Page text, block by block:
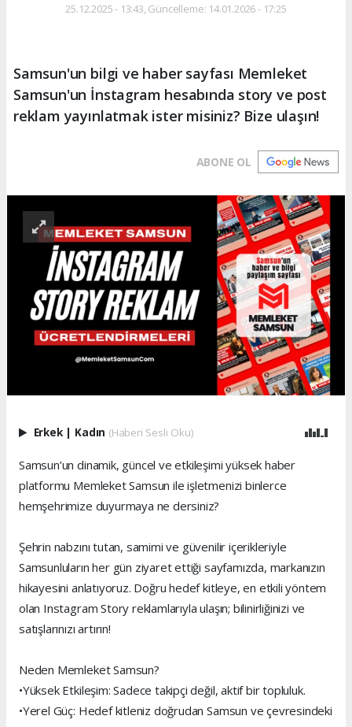
25.12.2025 - 13:43, Güncelleme: 14.01.2026 - 17:25
Samsun'un bilgi ve haber sayfası Memleket
Samsun'un İnstagram hesabında story ve post
reklam yayınlatmak ister misiniz? Bize ulaşın!
ABONE OL
Erkek Kadın (Haberi Sesli Oku)
Samsun’un dinamik, güncel ve etkileşimi yüksek haber
platformu Memleket Samsun ile işletmenizi binlerce
hemşehrimize duyurmaya ne dersiniz?
Şehrin nabzını tutan, samimi ve güvenilir içerikleriyle
Samsunluların her gün ziyaret ettiği sayfamızda, markanızın
hikayesini anlatıyoruz. Doğru hedef kitleye, en etkili yöntem
olan Instagram Story reklamlarıyla ulaşın; bilinirliğinizi ve
satışlarınızı artırın!
Neden Memleket Samsun?
•Yüksek Etkileşim: Sadece takipçi değil, aktif bir topluluk.
•Yerel Güç: Hedef kitleniz doğrudan Samsun ve çevresindeki